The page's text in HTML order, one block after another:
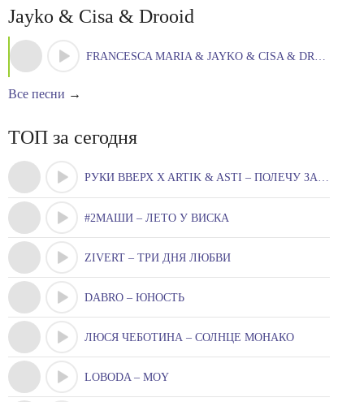
Jayko & Cisa & Drooid
FRANCESCA MARIA & JAYKO & CISA & DROOID – DALE DALE
Все песни →
ТОП за сегодня
РУКИ ВВЕРХ X ARTIK & ASTI – ПОЛЕЧУ ЗА ТОБОЮ
#2МАШИ – ЛЕТО У ВИСКА
ZIVERT – ТРИ ДНЯ ЛЮБВИ
DABRO – ЮНОСТЬ
ЛЮСЯ ЧЕБОТИНА – СОЛНЦЕ МОНАКО
LOBODA – MOY